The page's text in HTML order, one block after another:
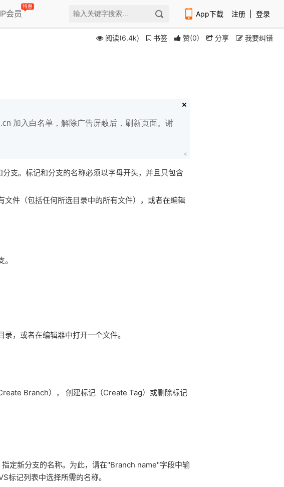
会员
特惠
App下载 注册 登录
阅读(6.4k) 书签 赞(0) 分享 我要纠错
加入白名单，解除广告屏蔽后，刷新页面。谢
支。标记和分支的名称必须以字母开头，并且只包含
件（包括任何所选目录中的所有文件），或者在编辑
，或者在编辑器中打开一个文件。
Branch）， 创建标记（Create Tag）或删除标记
定新分支的名称。为此，请在"Branch name"字段中输
标记列表中选择所需的名称。